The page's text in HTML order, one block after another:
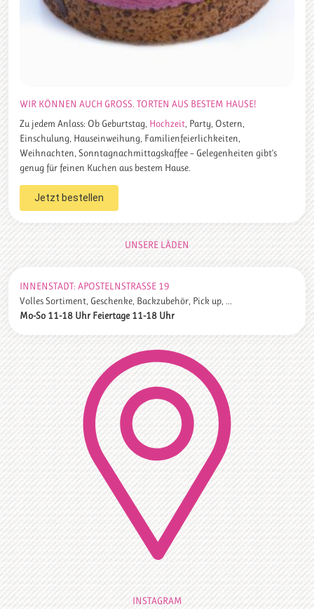
WIR KÖNNEN AUCH GROSS. TORTEN AUS BESTEM HAUSE!
Zu jedem Anlass: Ob Geburtstag, Hochzeit , Party, Ostern,
Einschulung, Hauseinweihung, Familienfeierlichkeiten,
Weihnachten, Sonntagnachmittagskaffee – Gelegenheiten gibt‘s
genug für feinen Kuchen aus bestem Hause.
Jetzt bestellen
UNSERE LÄDEN
INNENSTADT: APOSTELNSTRASSE 19
Volles Sortiment, Geschenke, Backzubehör, Pick up, ...
Mo-So 11-18 Uhr Feiertage 11-18 Uhr
INSTAGRAM